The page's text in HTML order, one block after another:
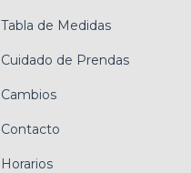
Tabla de Medidas
Cuidado de Prendas
Cambios
Contacto
Horarios